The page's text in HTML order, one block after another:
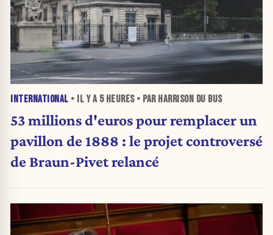
INTERNATIONAL • IL Y A 5 HEURES• PAR HARRISON DU BUS
53 millions d'euros pour remplacer un
pavillon de 1888 : le projet controversé
de Braun-Pivet relancé